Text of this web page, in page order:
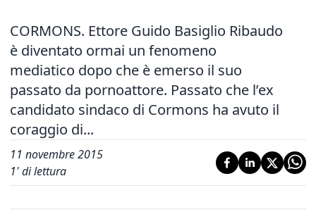
CORMONS. Ettore Guido Basiglio Ribaudo
è diventato ormai un fenomeno
mediatico dopo che è emerso il suo
passato da pornoattore. Passato che l’ex
candidato sindaco di Cormons ha avuto il
coraggio di...
11 novembre 2015
1' di lettura